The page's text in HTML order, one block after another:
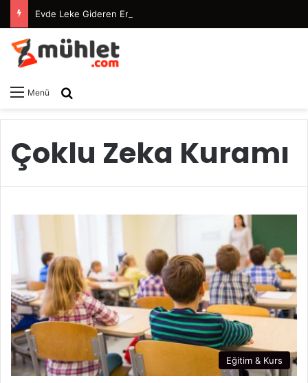
Evde Leke Gideren En Etkili Maske Tarifleri
Menü
Çoklu Zeka Kuramı
Eğitim & Kurs